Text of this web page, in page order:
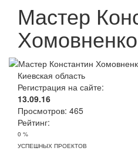
Мастер
Киевская область
Регистрация на сайте:
13.09.16
Просмотров: 465
Рейтинг:
0 %
УСПЕШНЫХ ПРОЕКТОВ